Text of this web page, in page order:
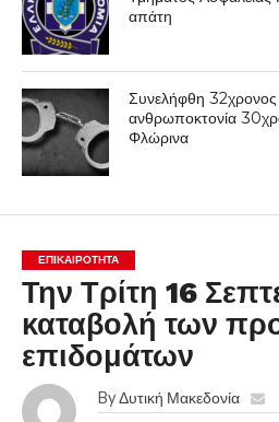
απάτη
Συνελήφθη
ανθρωποκτονία
Φλώρινα
ΕΠΙΚΑΙΡΟΤΗΤΑ
Την Τρίτη 16
καταβολή των
επιδομάτων
By Δυτική Μακεδονία